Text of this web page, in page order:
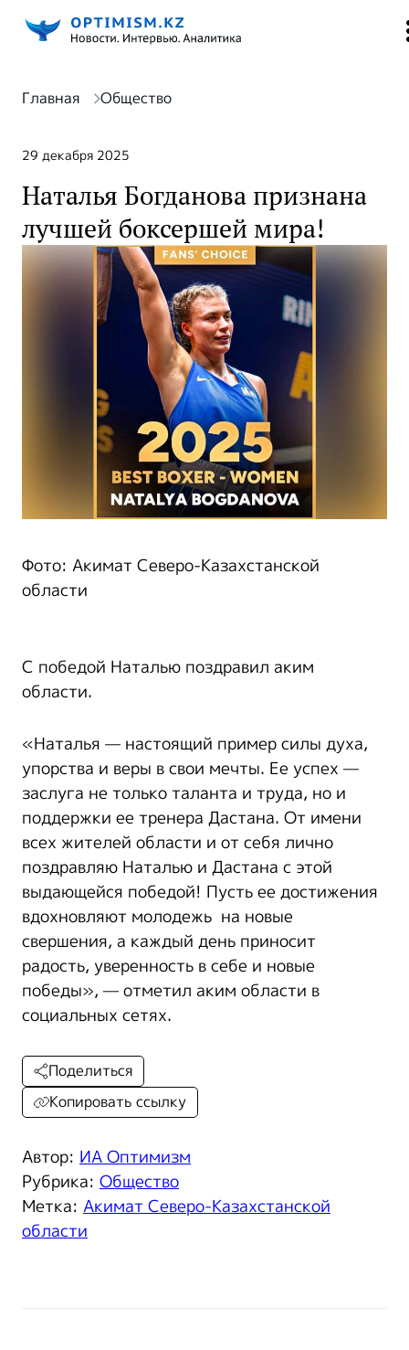
Главная Общество
29 декабря 2025
Наталья Богданова признана
лучшей боксершей мира!
Фото: Акимат Северо-Казахстанской
области
С победой Наталью поздравил аким
области.
«Наталья — настоящий пример силы духа,
упорства и веры в свои мечты. Ее успех —
заслуга не только таланта и труда, но и
поддержки ее тренера Дастана. От имени
всех жителей области и от себя лично
поздравляю Наталью и Дастана с этой
выдающейся победой! Пусть ее достижения
вдохновляют молодежь на новые
свершения, а каждый день приносит
радость, уверенность в себе и новые
победы», — отметил аким области в
социальных сетях.
Автор: ИА Оптимизм
Рубрика: Общество
Метка: Акимат Северо-Казахстанской
области
Поделиться
Копировать ссылку